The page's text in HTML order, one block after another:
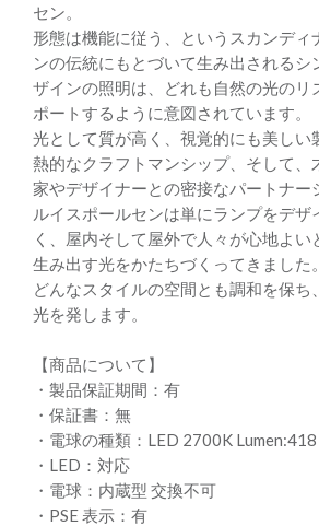
セン。
形態は機能に従う、というスカンディ
ンの伝統にもとづいて生み出されるシ
ザインの照明は、どれも自然の光のリ
ポートするように意図されています。
光として質が高く、視覚的にも美しい
熱的なクラフトマンシップ、そして、
家やデザイナーとの密接なパートナー
ルイスポールセンは単にランプをデザ
く、屋内そして屋外で人々が心地よい
生み出す光をかたちづくってきました
どんなスタイルの空間とも調和を保ち
光を発します。
【商品について】
・製品保証期間：有
・保証書：無
・電球の種類：LED 2700K Lumen:418
・LED：対応
・電球：内蔵型 交換不可
・PSE 表示：有